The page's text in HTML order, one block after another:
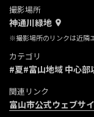
撮影場所
神通川緑地
※撮影場所のリンクは近隣
カテゴリ
#夏#富山地域 中心部
関連リンク
富山市公式ウェブサ